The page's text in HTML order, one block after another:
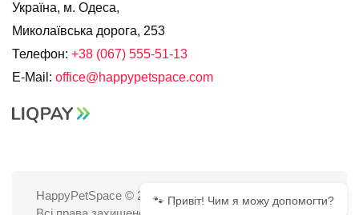
Україна, м. Одеса,
Миколаївська дорога, 253
Телефон: +38 (067) 555-51-13
E-Mail: office@happypetspace.com
HappyPetSpace © 2025🐾 Привіт! Чим я можу допомогти?